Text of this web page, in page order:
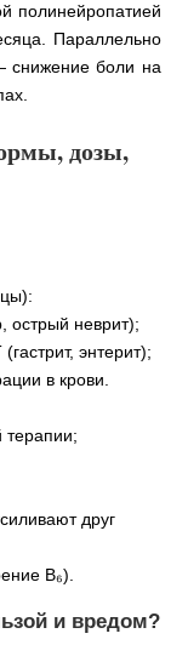
полинейропатией
Параллельно
снижение боли на
дозы,
острый неврит);
энтерит);
в крови.
друг
В₆).
и вредом?